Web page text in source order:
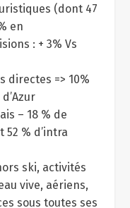
(dont 47
en
: + 3% Vs
directes => 10%
– 18 % de
% d’intra
ski, activités
vive, aériens,
sous toutes ses